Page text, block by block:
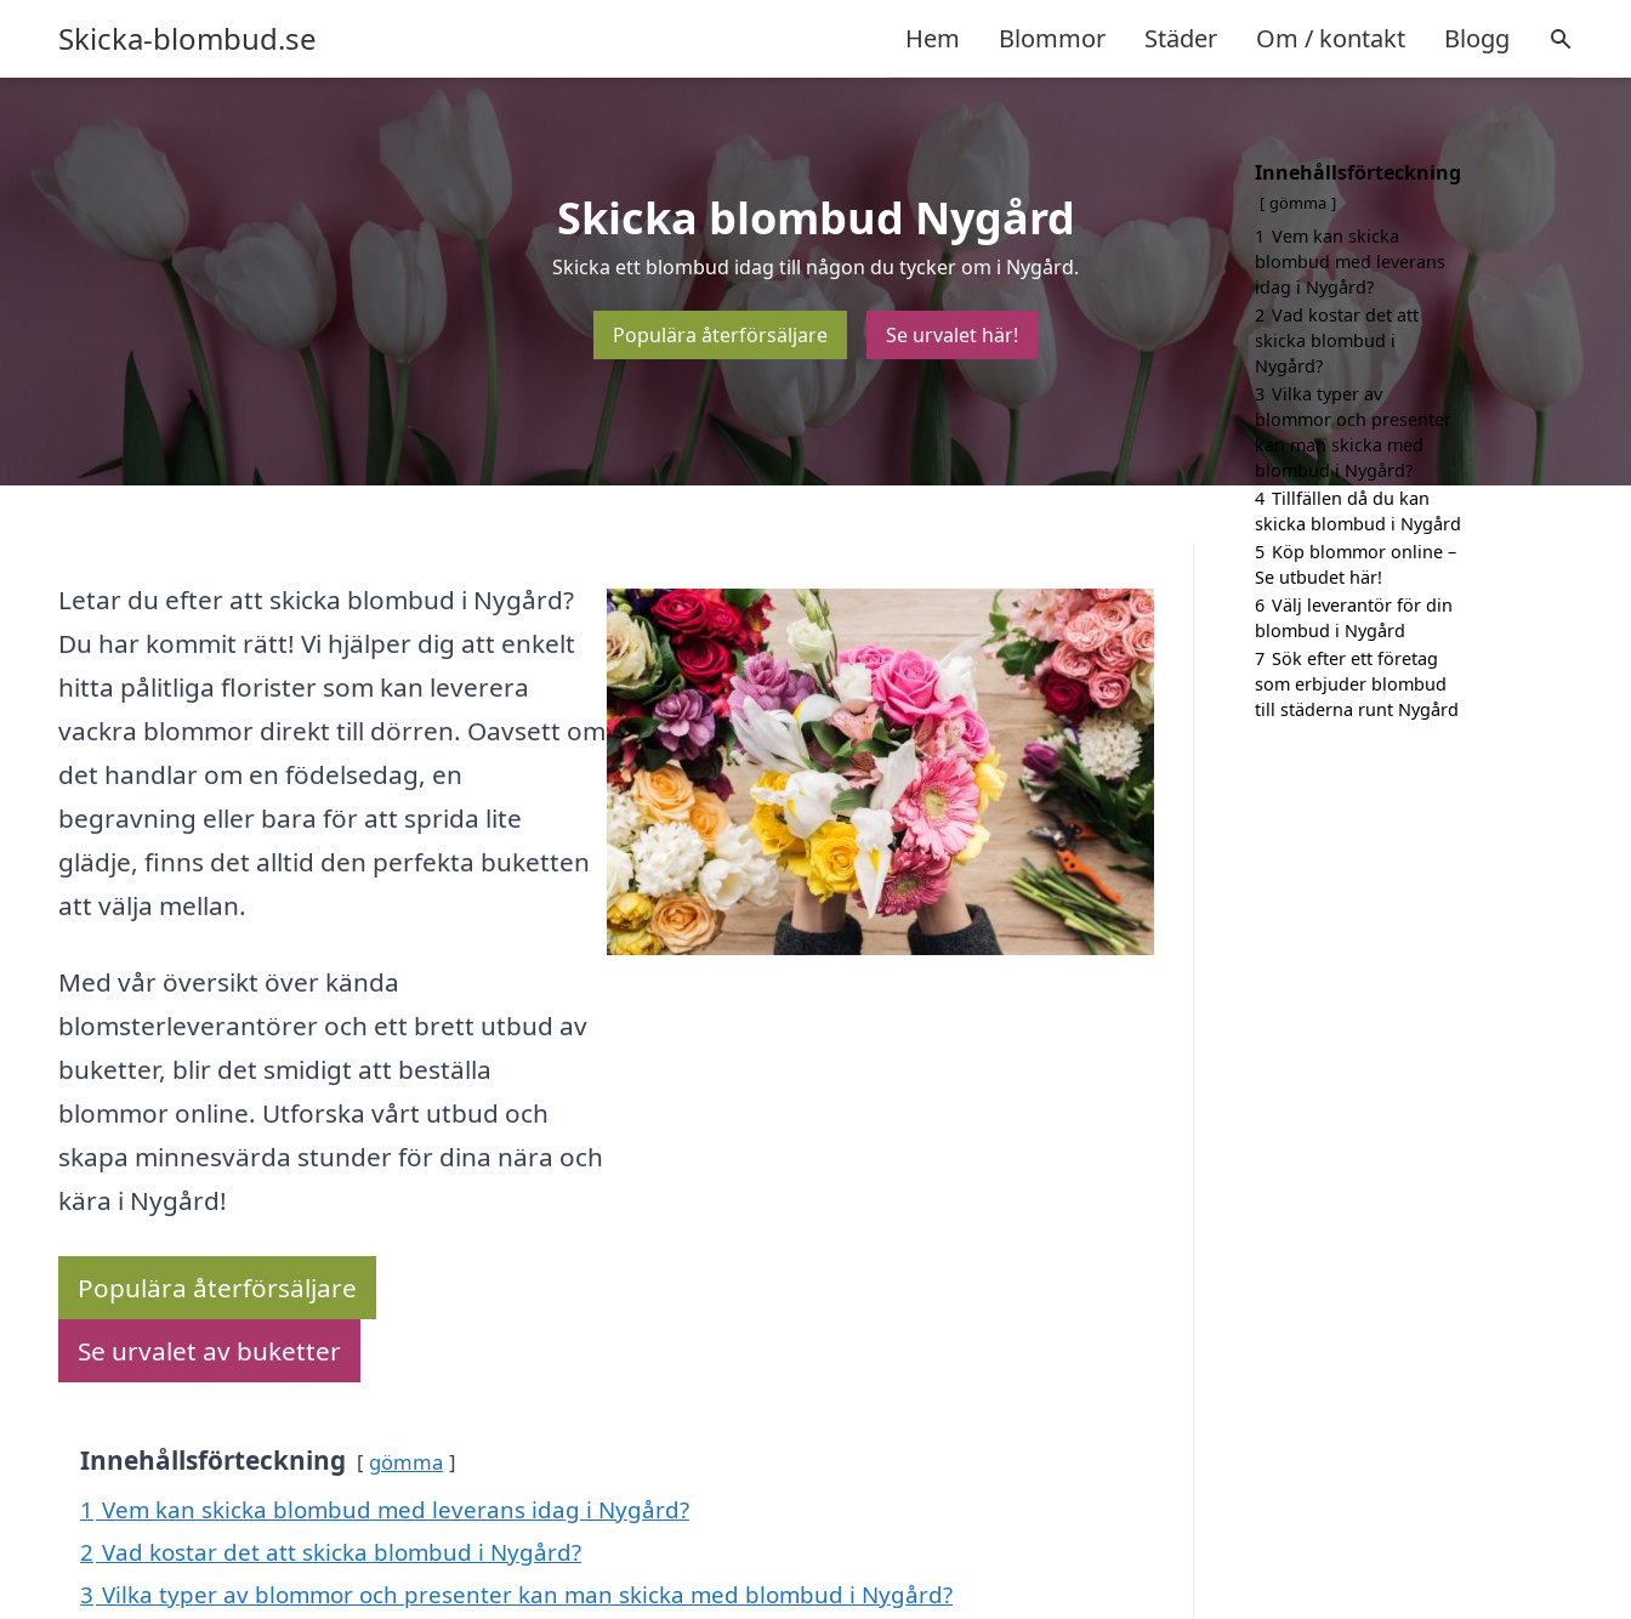
Skicka-blombud.se Hem Blommor Städer Om / kontakt Blogg
Skicka blombud Nygård
Skicka ett blombud idag till någon du tycker om i Nygård.
Populära återförsäljare Se urvalet här!
Letar du efter att skicka blombud i Nygård?
Du har kommit rätt! Vi hjälper dig att enkelt
hitta pålitliga florister som kan leverera
vackra blommor direkt till dörren. Oavsett om
det handlar om en födelsedag, en
begravning eller bara för att sprida lite
glädje, finns det alltid den perfekta buketten
att välja mellan.
Med vår översikt över kända
blomsterleverantörer och ett brett utbud av
buketter, blir det smidigt att beställa
blommor online. Utforska vårt utbud och
skapa minnesvärda stunder för dina nära och
kära i Nygård!
Populära återförsäljare
Se urvalet av buketter
Innehållsförteckning gömma
1 Vem kan skicka blombud med leverans idag i Nygård?
2 Vad kostar det att skicka blombud i Nygård?
3 Vilka typer av blommor och presenter kan man skicka med blombud i Nygård?
Innehållsförteckning
gömma
1 Vem kan skicka
blombud med leverans
idag i Nygård?
2 Vad kostar det att
skicka blombud i
Nygård?
3 Vilka typer av
blommor och presenter
kan man skicka med
blombud i Nygård?
4 Tillfällen då du kan
skicka blombud i Nygård
5 Köp blommor online –
Se utbudet här!
6 Välj leverantör för din
blombud i Nygård
7 Sök efter ett företag
som erbjuder blombud
till städerna runt Nygård